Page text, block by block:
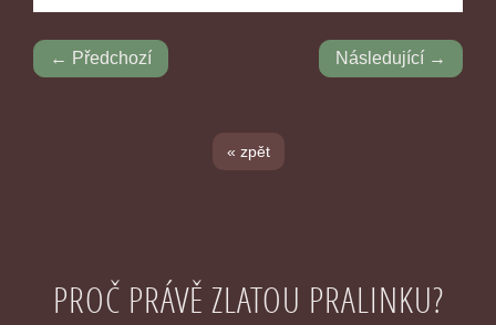
← Předchozí Následující →
« zpět
PROČ PRÁVĚ ZLATOU PRALINKU?